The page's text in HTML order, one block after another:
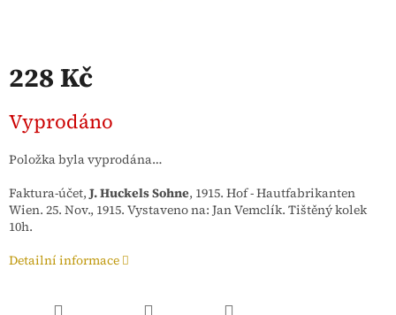
228 Kč
cena:
Vyprodáno
Položka byla vyprodána…
Faktura-účet,J. Huckels Sohne, 1915. Hof - Hautfabrikanten
Wien. 25. Nov., 1915. Vystaveno na: Jan Vemclík. Tištěný kolek
10h.
Detailní informace